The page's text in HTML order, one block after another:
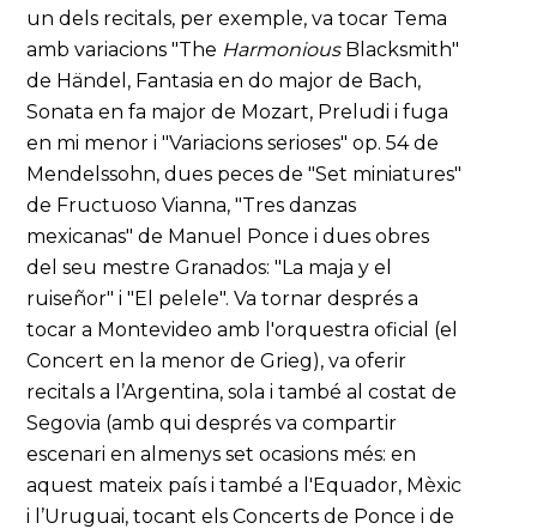
un dels recitals, per exemple, va tocar Tema
amb variacions "The HarmoniousBlacksmith"
de Händel, Fantasia en do major de Bach,
Sonata en fa major de Mozart, Preludi i fuga
en mi menor i "Variacions serioses" op. 54 de
Mendelssohn, dues peces de "Set miniatures"
de Fructuoso Vianna, "Tres danzas
mexicanas" de Manuel Ponce i dues obres
del seu mestre Granados: "La maja y el
ruiseñor" i "El pelele". Va tornar després a
tocar a Montevideo amb l'orquestra oficial (el
Concert en la menor de Grieg), va oferir
recitals a l’Argentina, sola i també al costat de
Segovia (amb qui després va compartir
escenari en almenys set ocasions més: en
aquest mateix país i també a l'Equador, Mèxic
i l’Uruguai, tocant els Concerts de Ponce i de